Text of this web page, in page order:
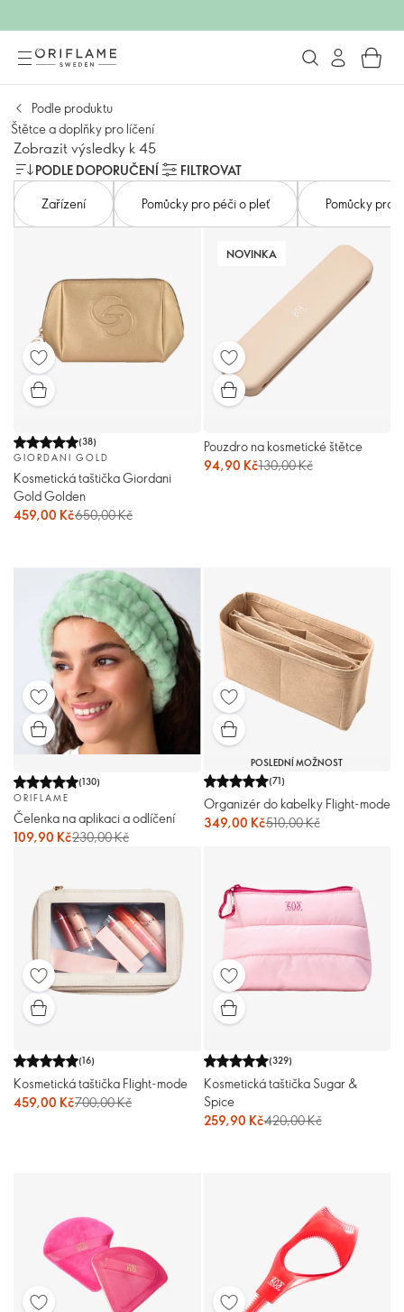
Podle produktu
Štětce a doplňky pro líčení
Zobrazit výsledky k 45
PODLE DOPORUČENÍ
FILTROVAT
Zařízení
Pomůcky pro péči o pleť Pomůcky pro
(38)
GIORDANI GOLD
Kosmetická taštička Giordani
Gold Golden
459,00 Kč650,00 Kč
NOVINKA
Pouzdro na kosmetické štětce
94,90 Kč130,00 Kč
(130)
ORIFLAME
Čelenka na aplikaci a odlíčení
109,90 Kč230,00 Kč
POSLEDNÍ MOŽNOST
(71)
Organizér do kabelky Flight-mode
349,00 Kč510,00 Kč
(16)
Kosmetická taštička Flight-mode
459,00 Kč700,00 Kč
(329)
Kosmetická taštička Sugar &
Spice
259,90 Kč420,00 Kč